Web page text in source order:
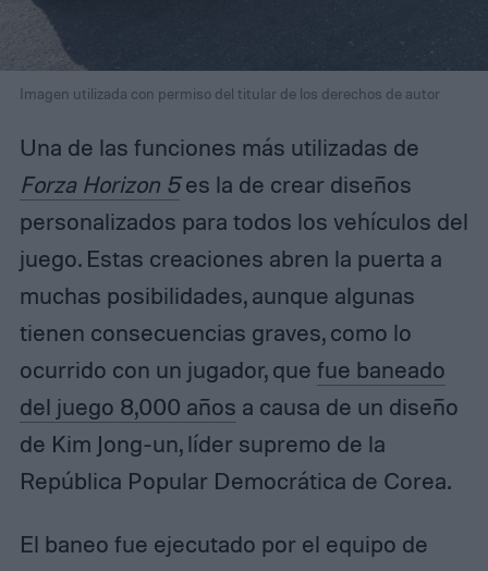
Imagen utilizada con permiso del titular de los derechos de autor
Una de las funciones más utilizadas de
Forza Horizon 5es la de crear diseños
personalizados para todos los vehículos del
juego. Estas creaciones abren la puerta a
muchas posibilidades, aunque algunas
tienen consecuencias graves, como lo
ocurrido con un jugador, que fue baneado
del juego 8,000 años a causa de un diseño
de Kim Jong-un, líder supremo de la
República Popular Democrática de Corea.
El baneo fue ejecutado por el equipo de